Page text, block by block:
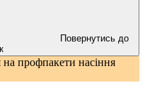
Повернутись до
профпакети насіння